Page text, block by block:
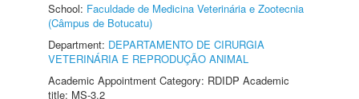
School: Faculdade de Medicina Veterinária e Zootecnia
(Câmpus de Botucatu)
Department: DEPARTAMENTO DE CIRURGIA
VETERINÁRIA E REPRODUÇÃO ANIMAL
Academic Appointment Category: RDIDP Academic
title: MS-3.2